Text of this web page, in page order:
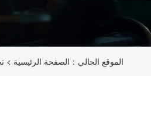
الموقع الحالي： الصفحة الرئيسية >